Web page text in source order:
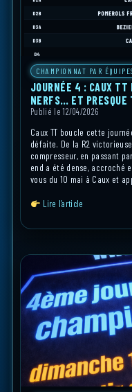
CHAMPIONNAT PAR
JOURNÉE 4 : CAUX TT
NERFS… ET PRESQUE
Publié le 12/04/2026
Caux TT boucle cette
défaite. De la R2
compresseur, en passant
end a été dense, accroché
vous du 10 mai à Caux et
Lire l’article